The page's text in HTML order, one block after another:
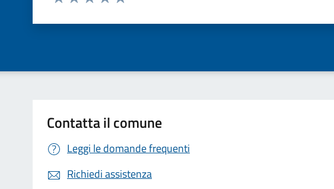
Contatta il comune
Leggi le domande frequenti
Richiedi assistenza